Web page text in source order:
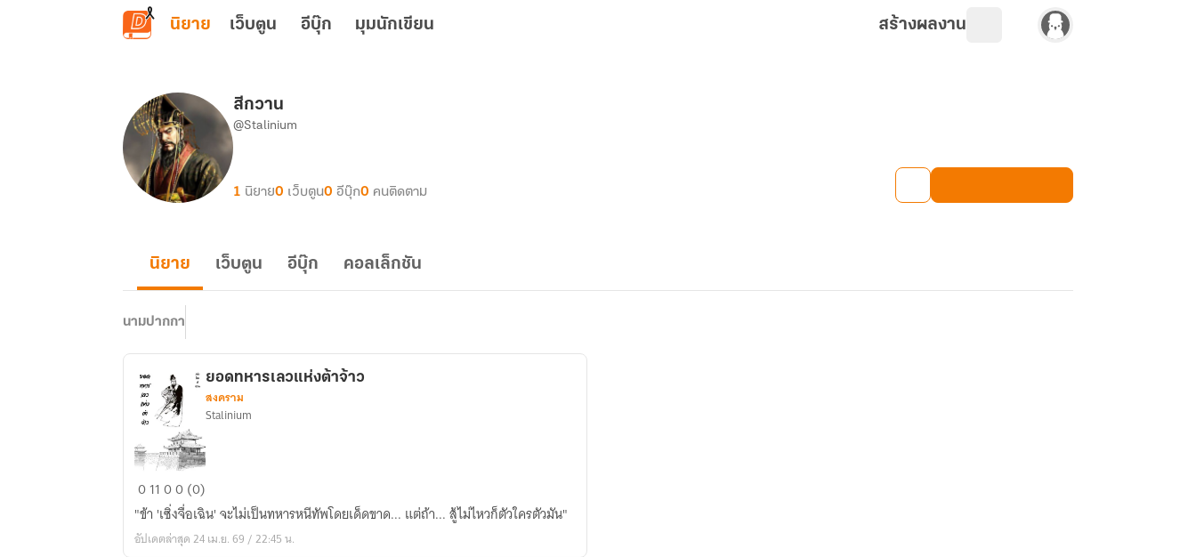
ข้ามไปยังเนื้อหาหลัก
นิยาย เว็บตูน อีบุ๊ก มุมนักเขียน สร้างผลงาน
สีกวาน
@Stalinium
1 นิยาย0 เว็บตูน0 อีบุ๊ก0 คนติดตาม
นิยาย เว็บตูน อีบุ๊ก คอลเล็กชัน
นามปากกา
ยอด
ทหาร
เลว
แห่ง
ยอดทหารเลวแห่งต้าจ้าว
สงคราม
Stalinium
01100 (0)
"ข้า 'เซิ่งจื่อเฉิน' จะไม่เป็นทหารหนีทัพโดยเด็ดขาด... แต่ถ้า... สู้ไม่ไหวก็ตัวใครตัวมัน"
อัปเดตล่าสุด 24 เม.ย. 69 / 22:45 น.